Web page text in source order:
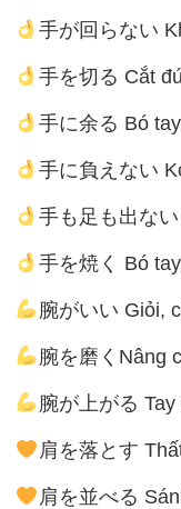
手が回らない
手を切る Cắt
手に余る Bó
手に負えない
手も足も出な
手を焼く Bó
腕がいい Giỏi,
腕を磨くNâng
腕が上がる
肩を落とす
肩を並べる